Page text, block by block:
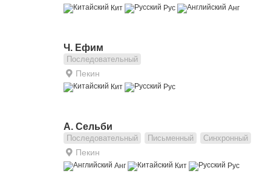
Кит Рус Анг
Ч. Ефим
Последовательный
Пекин
Кит Рус
А. Сельби
Последовательный Письменный Синхронный
Пекин
Анг Кит Рус